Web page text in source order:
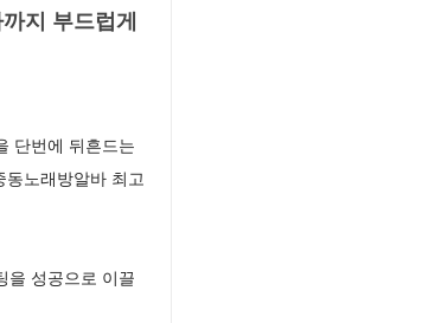
지 부드럽게
단번에 뒤흔드는
노래방알바 최고
을 성공으로 이끌